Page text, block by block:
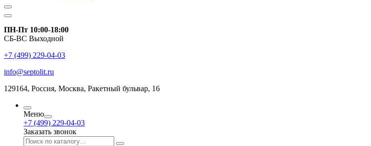
ПН-Пт 10:00-18:00
СБ-ВС Выходной
+7 (499) 229-04-03
info@septolit.ru
129164, Россия, Москва, Ракетный бульвар, 16
Меню
+7 (499) 229-04-03
Заказать звонок